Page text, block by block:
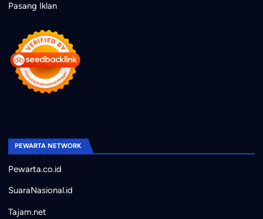
Pasang Iklan
PEWARTA NETWORK
Pewarta.co.id
SuaraNasional.id
Tajam.net